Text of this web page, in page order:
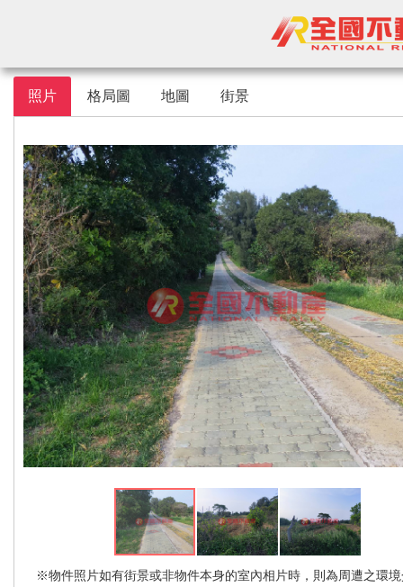
照片 格局圖 地圖 街景
※物件照片如有街景或非物件本身的室內相片時，則為周遭之環